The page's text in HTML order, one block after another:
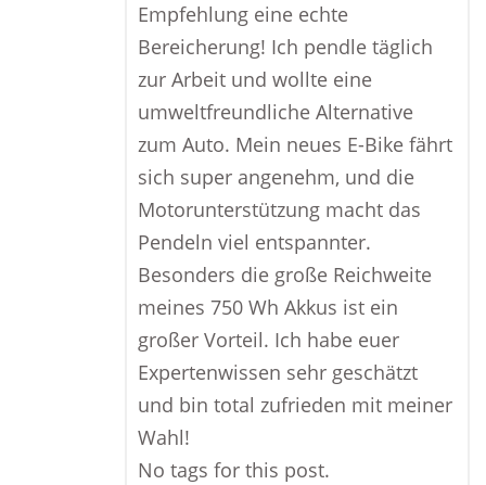
Empfehlung eine echte
Bereicherung! Ich pendle täglich
zur Arbeit und wollte eine
umweltfreundliche Alternative
zum Auto. Mein neues E-Bike fährt
sich super angenehm, und die
Motorunterstützung macht das
Pendeln viel entspannter.
Besonders die große Reichweite
meines 750 Wh Akkus ist ein
großer Vorteil. Ich habe euer
Expertenwissen sehr geschätzt
und bin total zufrieden mit meiner
Wahl!
No tags for this post.